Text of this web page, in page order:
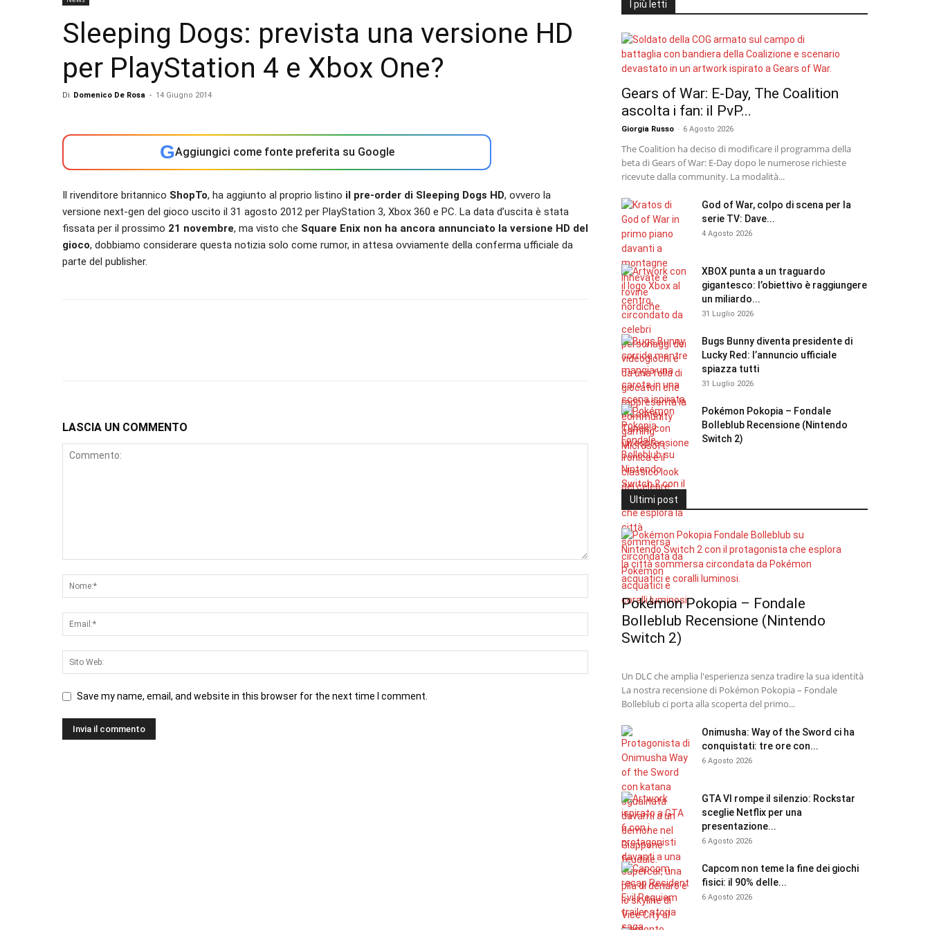
Sleeping Dogs: prevista una versione HD
per PlayStation 4 e Xbox One?
Di Domenico De Rosa - 14 Giugno 2014
GAggiungici come fonte preferita su Google
Il rivenditore britannico ShopTo, ha aggiunto al proprio listino il pre-order di Sleeping Dogs HD, ovvero la
versione next-gen del gioco uscito il 31 agosto 2012 per PlayStation 3, Xbox 360 e PC. La data d’uscita è stata
fissata per il prossimo 21 novembre, ma visto che Square Enix non ha ancora annunciato la versione HD del
gioco, dobbiamo considerare questa notizia solo come rumor, in attesa ovviamente della conferma ufficiale da
parte del publisher.
LASCIA UN COMMENTO
Save my name, email, and website in this browser for the next time I comment.
I più letti
Gears of War: E-Day, The Coalition
ascolta i fan: il PvP...
Giorgia Russo - 6 Agosto 2026
The Coalition ha deciso di modificare il programma della
beta di Gears of War: E-Day dopo le numerose richieste
ricevute dalla community. La modalità...
God of War, colpo di scena per la
serie TV: Dave...
4 Agosto 2026
XBOX punta a un traguardo
gigantesco: l’obiettivo è raggiungere
un miliardo...
31 Luglio 2026
Bugs Bunny diventa presidente di
Lucky Red: l’annuncio ufficiale
spiazza tutti
31 Luglio 2026
Pokémon Pokopia – Fondale
Bolleblub Recensione (Nintendo
Switch 2)
Ultimi post
Pokémon Pokopia – Fondale
Bolleblub Recensione (Nintendo
Switch 2)
Un DLC che amplia l'esperienza senza tradire la sua identità
La nostra recensione di Pokémon Pokopia – Fondale
Bolleblub ci porta alla scoperta del primo...
Onimusha: Way of the Sword ci ha
conquistati: tre ore con...
6 Agosto 2026
GTA VI rompe il silenzio: Rockstar
sceglie Netflix per una
presentazione...
6 Agosto 2026
Capcom non teme la fine dei giochi
fisici: il 90% delle...
6 Agosto 2026